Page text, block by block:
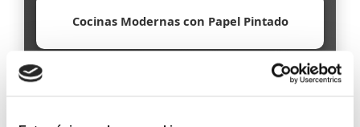
Cocinas Modernas con Papel Pintado
Papel Pintado Ecológico